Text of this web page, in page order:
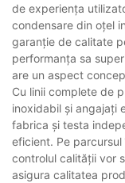
de experiența
condensare din oțel
garanție de calitate
performanța sa
are un aspect
Cu linii complete de
inoxidabil și angajați
fabrica și testa
eficient. Pe
controlul calității vor
asigura calitatea